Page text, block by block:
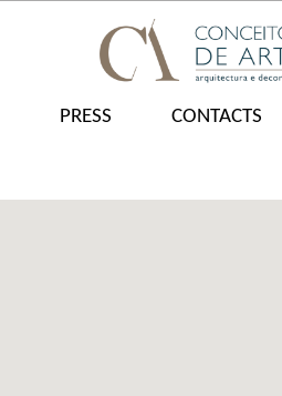
PRESS CONTACTS